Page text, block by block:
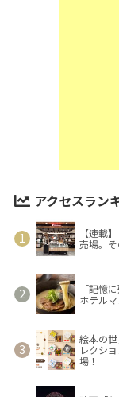
アクセスラン
【連載
売場。
「記憶
ホテル
絵本の
レクシ
場！